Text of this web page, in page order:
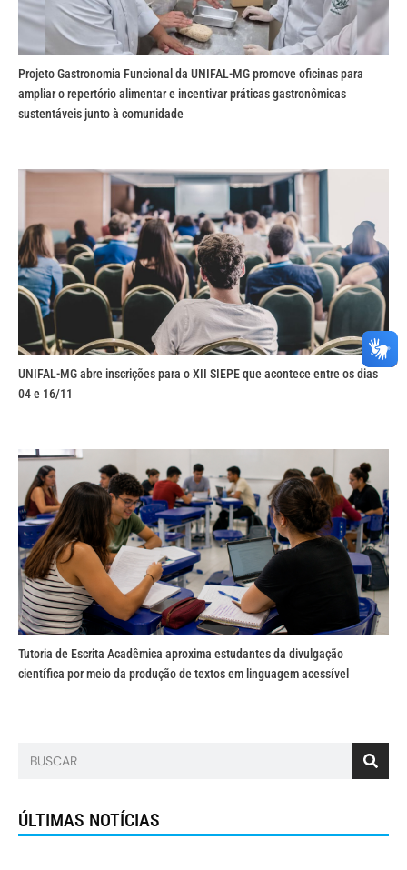
Projeto Gastronomia Funcional da UNIFAL-MG promove oficinas para
ampliar o repertório alimentar e incentivar práticas gastronômicas
sustentáveis junto à comunidade
UNIFAL-MG abre inscrições para o XII SIEPE que acontece entre os dias
04 e 16/11
Tutoria de Escrita Acadêmica aproxima estudantes da divulgação
científica por meio da produção de textos em linguagem acessível
ÚLTIMAS NOTÍCIAS